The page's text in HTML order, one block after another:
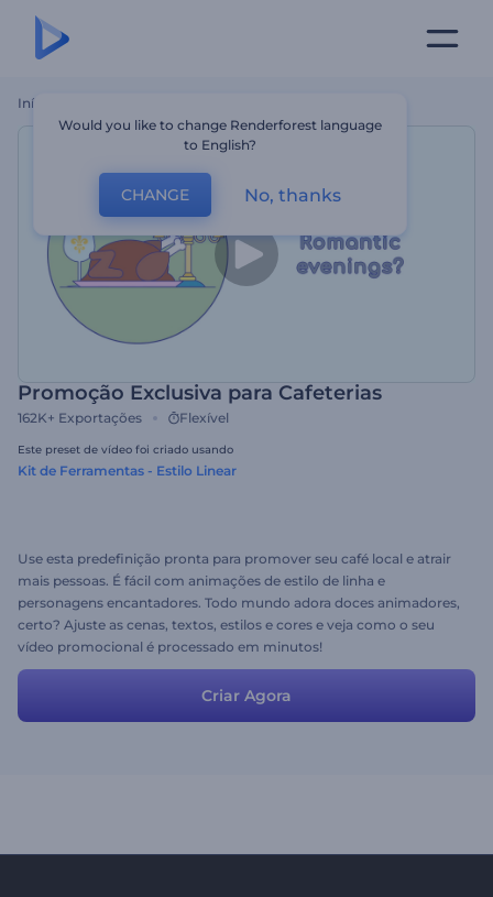
Início
Promoção Exclusiva para Cafeterias
162K+ Exportações Flexível
Este preset de vídeo foi criado usando
Kit de Ferramentas - Estilo Linear
Use esta predefinição pronta para promover seu café local e atrair
mais pessoas. É fácil com animações de estilo de linha e
personagens encantadores. Todo mundo adora doces animadores,
certo? Ajuste as cenas, textos, estilos e cores e veja como o seu
vídeo promocional é processado em minutos!
Criar Agora
Would you like to change Renderforest language
to English?
CHANGE No, thanks